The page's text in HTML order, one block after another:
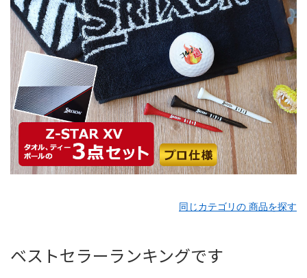
同じカテゴリの 商品を探す
ベストセラーランキングです